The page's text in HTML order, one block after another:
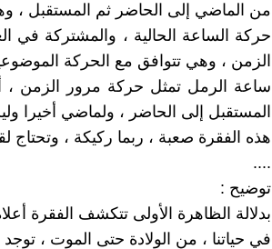
من الماضي إلى الحاضر ثم المستقبل ،
حركة الساعة الحالية ، والمشتركة في
الزمن ، وهي تتوافق مع الحركة
ساعة الرمل تمثل حركة مرور الزمن ،
المستقبل إلى الحاضر ، ولماضي أخيرا
هذه الفقرة صعبة ، ربما ركيكة ، وتحتاج
....
توضيح :
بدلالة الظاهرة الأولى تتكشف الفقرة
في حياتنا ، من الولادة حتى الموت ،